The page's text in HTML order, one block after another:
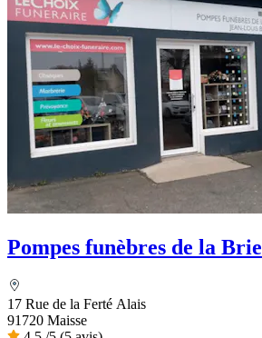
Pompes funèbres de la Brie
17 Rue de la Ferté Alais
91720 Maisse